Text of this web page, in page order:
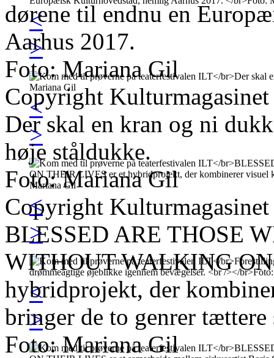
<
>
<
>
<
>
<
>
dørene til endnu en
Aarhus 2017.
Foto: Mariana Gil
Copyright
Der skal en kran og ni
høje ståldukke.
Foto: Mariana Gil
Copyright
BLESSED ARE THOSE
WITHOUT WALKING
hybridprojekt, der
bringer de to genrer tættere
Foto: Mariana Gil